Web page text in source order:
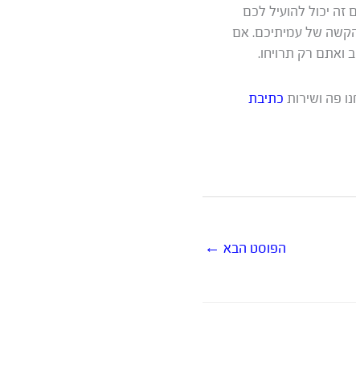
יכול להועיל לכם
של עמיתיכם. אם
ואתם רק תרויחו.
פה ושירות כתיבת
הפוסט הבא ←